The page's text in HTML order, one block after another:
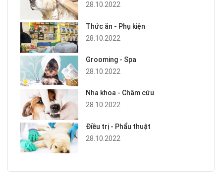
28.10.2022
Thức ăn - Phụ kiện
28.10.2022
Grooming - Spa
28.10.2022
Nha khoa - Châm cứu
28.10.2022
Điều trị - Phẩu thuật
28.10.2022